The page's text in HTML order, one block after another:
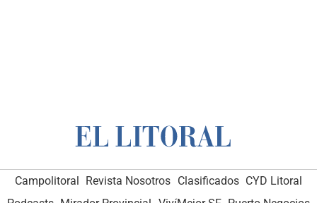
Campolitoral Revista Nosotros Clasificados CYD Litoral